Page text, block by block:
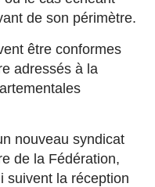
de son périmètre.
être conformes
adressés à la
nouveau syndicat
de la Fédération,
suivent la réception